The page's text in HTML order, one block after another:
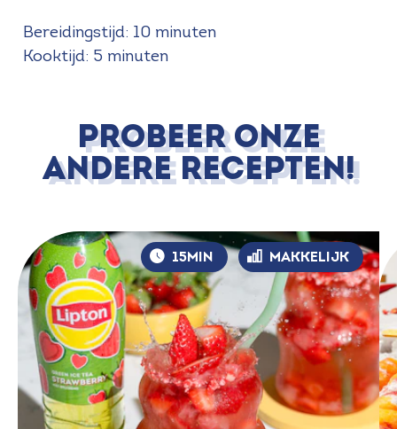
Bereidingstijd: 10 minuten
Kooktijd: 5 minuten
PROBEER ONZE
ANDERE RECEPTEN!
15MIN MAKKELIJK